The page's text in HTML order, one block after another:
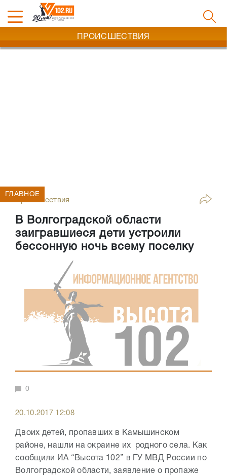
ПРОИСШЕСТВИЯ
Происшествия
В Волгоградской области
заигравшиеся дети устроили
бессонную ночь всему поселку
ГЛАВНОЕ
0
20.10.2017 12:08
Двоих детей, пропавших в Камышинском
районе, нашли на окраине их родного села. Как
сообщили ИА “Высота 102” в ГУ МВД России по
Волгоградской области, заявление о пропаже